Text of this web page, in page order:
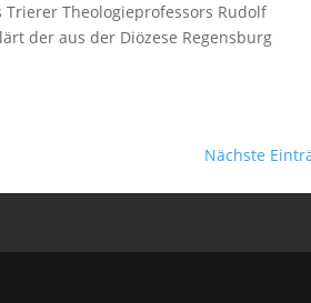
Theologieprofessors Rudolf
der aus der Diözese Regensburg
Nächste